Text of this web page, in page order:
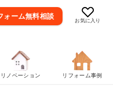
お気に入り
ォーム無料相談
リノベーション リフォーム事例